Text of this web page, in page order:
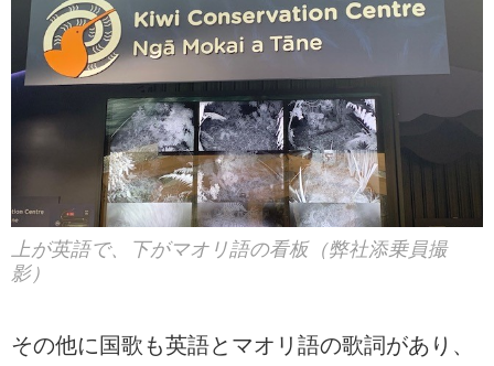
上が英語で、下がマオリ語の看板（弊社添乗員撮
影）
その他に国歌も英語とマオリ語の歌詞があり、